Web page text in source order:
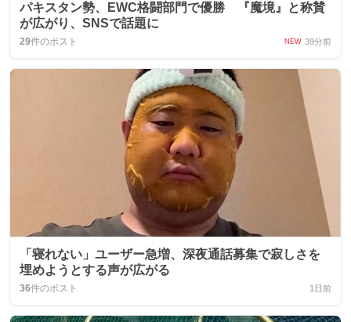
パキスタン勢、EWC格闘部門で優勝 『魔境』と称賛
が広がり、SNSで話題に
29件のポスト NEW 39分前
「寝れない」ユーザー急増、深夜通話募集で寂しさを
埋めようとする声が広がる
36件のポスト 1日前